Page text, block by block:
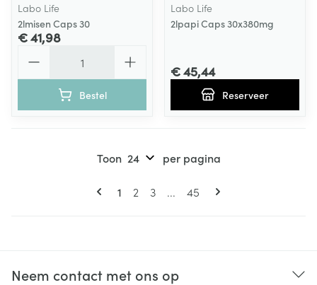
Labo Life
2lmisen Caps 30
€ 41,98
Bestel
Labo Life
2lpapi Caps 30x380mg
€ 45,44
Reserveer
Pagina's
U lees momenteel pagina
1 Pagina
2 Pagina
3 ... Pagina
45
Toon per pagina
Neem contact met ons op